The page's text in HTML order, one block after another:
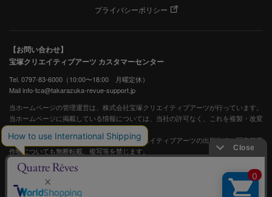
プライバシーポリシー
【お問い合わせ】
宝塚クリエイティブアーツ カスタマーセンター
Tel. 0797-83-6000（10:00〜18:00 月曜定休）
Mail info-tca@takarazuka-revue-support.jp
当ホームページの管理運営は、株式会社宝塚クリエイティブアーツが行っています。
当ホームページに掲載している情報については、当社の許可なく、これを複製・改変
することを固く禁止します。
また、阪急電鉄並びに宝塚歌劇団、宝塚クリエイティブアーツの出版物ほか写真等著
作物についても無断転載、複写等を禁じます。
宝塚歌劇公式ホームページ
JASRAC許諾番号：S0507081515